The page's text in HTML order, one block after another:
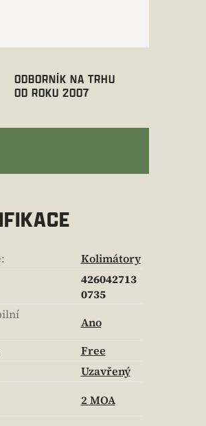
ODBORNÍK NA TRHU
OD ROKU 2007
:
Kolimátory
426042713
0735
Ano
Free
Uzavřený
2 MOA